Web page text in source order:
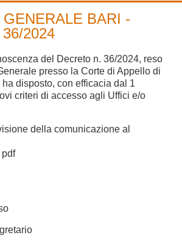
GENERALE BARI
2024
del Decreto n. 36/2024, reso
presso la Corte di Appello di
disposto, con efficacia dal 1
criteri di accesso agli Uffici e/o
della comunicazione al
pdf